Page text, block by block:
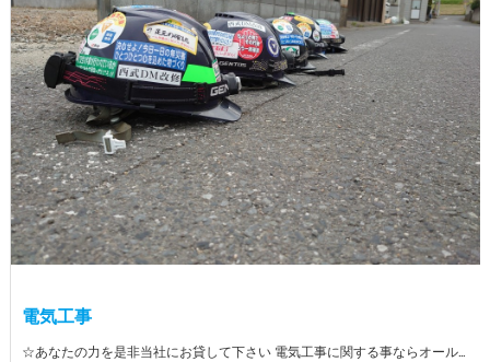
電気工事
☆あなたの力を是非当社にお貸して下さい 電気工事に関する事ならオールマイティに対応しております（室内配線・室外配線、スイッチコンセント取付け、照明器具取付け、配電盤取付け、エアコン取付け、LANケーブル配線、アンテナ取付けなど） 【工具支給致します】 また新品工具と新品作業服を完全支給を致します。 高品質の作業服と工具入社してくれた方には支給致します♪